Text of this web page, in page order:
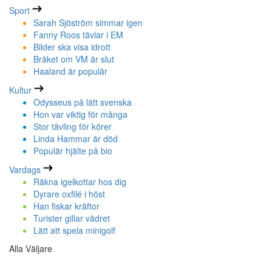
Sport
Sarah Sjöström simmar igen
Fanny Roos tävlar i EM
Bilder ska visa idrott
Bråket om VM är slut
Haaland är populär
Kultur
Odysseus på lätt svenska
Hon var viktig för många
Stor tävling för körer
Linda Hammar är död
Populär hjälte på bio
Vardags
Räkna igelkottar hos dig
Dyrare oxfilé i höst
Han fiskar kräftor
Turister gillar vädret
Lätt att spela minigolf
Alla Väljare